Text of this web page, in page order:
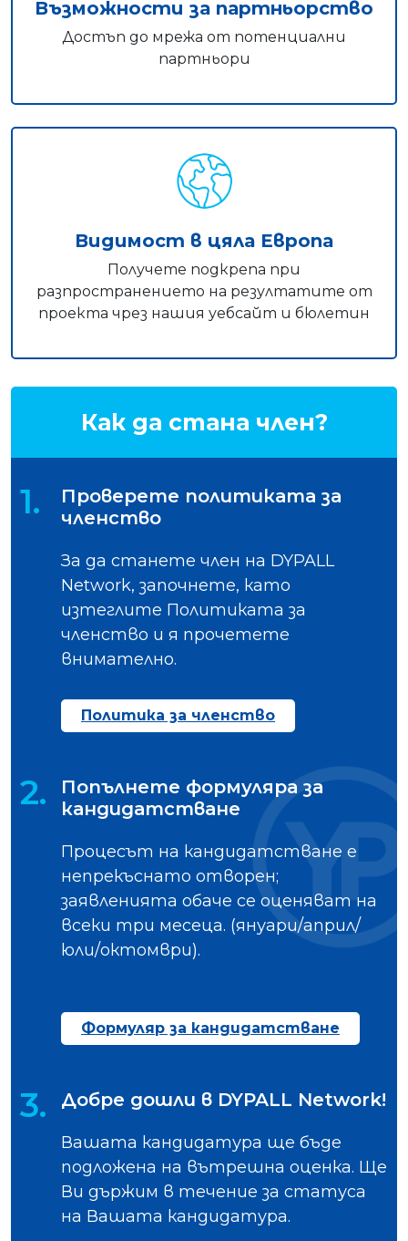
Възможности за партньорство
Достъп до мрежа от потенциални
партньори
Видимост в цяла Европа
Получете подкрепа при
разпространението на резултатите от
проекта чрез нашия уебсайт и бюлетин
Как да стана член?
1.
Проверете политиката за
членство
За да станете член на DYPALL
Network, започнете, като
изтеглите Политиката за
членство и я прочетете
внимателно.
Политика за членство
2.
Попълнете формуляра за
кандидатстване
Процесът на кандидатстване е
непрекъснато отворен;
заявленията обаче се оценяват на
всеки три месеца. (януари/април/
юли/октомври).
Формуляр за кандидатстване
3. Добре дошли в DYPALL Network!
Вашата кандидатура ще бъде
подложена на вътрешна оценка. Ще
Ви държим в течение за статуса
на Вашата кандидатура.